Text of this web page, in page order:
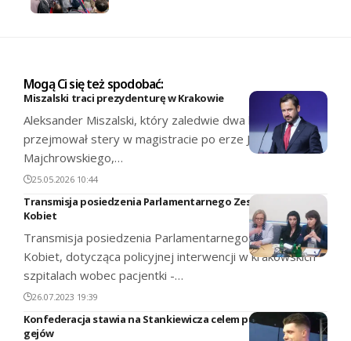
Mogą Ci się też spodobać:
Miszalski traci prezydenturę w Krakowie
Aleksander Miszalski, który zaledwie dwa lata temu
przejmował stery w magistracie po erze Jacka
Majchrowskiego,…
25.05.2026 10:44
Transmisja posiedzenia Parlamentarnego Zespołu Praw
Kobiet
Transmisja posiedzenia Parlamentarnego Zespołu Praw
Kobiet, dotycząca policyjnej interwencji w krakowskich
szpitalach wobec pacjentki -…
26.07.2023 19:39
Konfederacja stawia na Stankiewicza celem przyciągnięcia
gejów